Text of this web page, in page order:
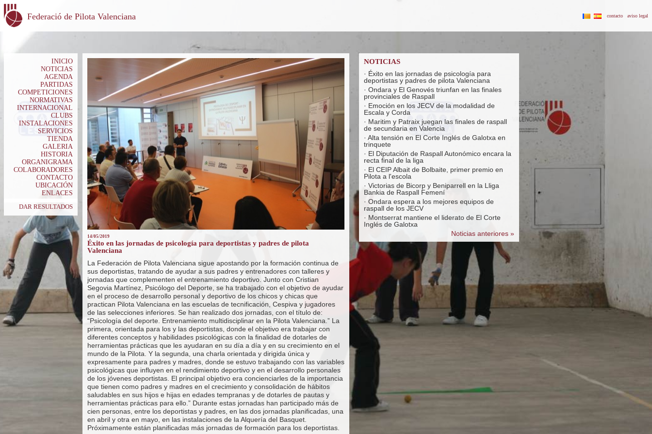
Federació de Pilota Valenciana contacto aviso legal
INICIO
NOTICIAS
AGENDA
PARTIDAS
COMPETICIONES
NORMATIVAS
INTERNACIONAL
CLUBS
INSTALACIONES
SERVICIOS
TIENDA
GALERIA
HISTORIA
ORGANIGRAMA
COLABORADORES
CONTACTO
UBICACIÓN
ENLACES
DAR RESULTADOS
14/05/2019
Éxito en las jornadas de psicología para deportistas y padres de pilota
Valenciana
La Federación de Pilota Valenciana sigue apostando por la formación continua de
sus deportistas, tratando de ayudar a sus padres y entrenadores con talleres y
jornadas que complementen el entrenamiento deportivo. Junto con Cristian
Segovia Martínez, Psicólogo del Deporte, se ha trabajado con el objetivo de ayudar
en el proceso de desarrollo personal y deportivo de los chicos y chicas que
practican Pilota Valenciana en las escuelas de tecnificación, Cespiva y jugadores
de las selecciones inferiores. Se han realizado dos jornadas, con el título de:
“Psicología del deporte. Entrenamiento multidisciplinar en la Pilota Valenciana.” La
primera, orientada para los y las deportistas, donde el objetivo era trabajar con
diferentes conceptos y habilidades psicológicas con la finalidad de dotarles de
herramientas prácticas que les ayudaran en su día a día y en su crecimiento en el
mundo de la Pilota. Y la segunda, una charla orientada y dirigida única y
expresamente para padres y madres, donde se estuvo trabajando con las variables
psicológicas que influyen en el rendimiento deportivo y en el desarrollo personales
de los jóvenes deportistas. El principal objetivo era concienciarles de la importancia
que tienen como padres y madres en el crecimiento y consolidación de hábitos
saludables en sus hijos e hijas en edades tempranas y de dotarles de pautas y
herramientas prácticas para ello.” Durante estas jornadas han participado más de
cien personas, entre los deportistas y padres, en las dos jornadas planificadas, una
en abril y otra en mayo, en las instalaciones de la Alquería del Basquet.
Próximamente están planificadas más jornadas de formación para los deportistas.
NOTICIAS
· Éxito en las jornadas de psicología para
deportistas y padres de pilota Valenciana
· Ondara y El Genovés triunfan en las finales
provinciales de Raspall
· Emoción en los JECV de la modalidad de
Escala y Corda
· Maritim y Patraix juegan las finales de raspall
de secundaria en Valencia
· Alta tensión en El Corte Inglés de Galotxa en
trinquete
· El Diputación de Raspall Autonómico encara la
recta final de la liga
· El CEIP Albait de Bolbaite, primer premio en
Pilota a l'escola
· Victorias de Bicorp y Beniparrell en la Lliga
Bankia de Raspall Femení
· Ondara espera a los mejores equipos de
raspall de los JECV
· Montserrat mantiene el liderato de El Corte
Inglés de Galotxa
Noticias anteriores »